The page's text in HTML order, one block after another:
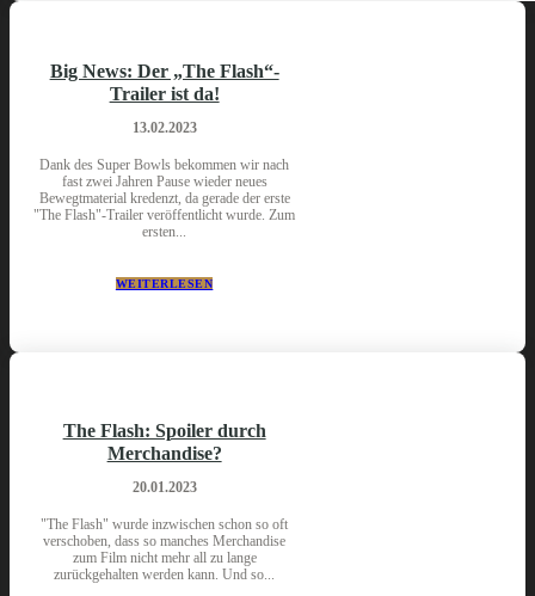
Big News: Der „The Flash“-
Trailer ist da!
13.02.2023
Dank des Super Bowls bekommen wir nach
fast zwei Jahren Pause wieder neues
Bewegtmaterial kredenzt, da gerade der erste
"The Flash"-Trailer veröffentlicht wurde. Zum
ersten...
WEITERLESEN
The Flash: Spoiler durch
Merchandise?
20.01.2023
"The Flash" wurde inzwischen schon so oft
verschoben, dass so manches Merchandise
zum Film nicht mehr all zu lange
zurückgehalten werden kann. Und so...